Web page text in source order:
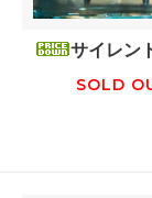
サイレン
SOLD